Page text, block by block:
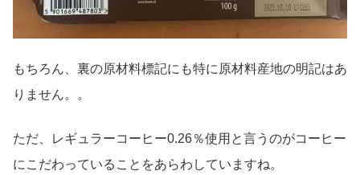
もちろん、裏の原材料標記にも特に原材料産地の明記はあ
りません。。
ただ、レギュラーコーヒー0.26％使用と言うのがコーヒー
にこだわっていることをあらわしていますね。